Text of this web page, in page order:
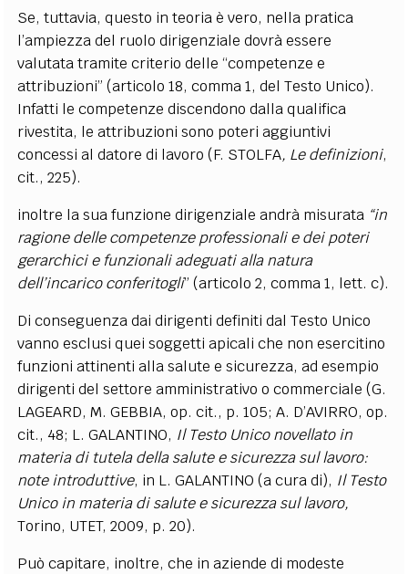
Se, tuttavia, questo in teoria è vero, nella pratica
l’ampiezza del ruolo dirigenziale dovrà essere
valutata tramite criterio delle “competenze e
attribuzioni” (articolo 18, comma 1, del Testo Unico).
Infatti le competenze discendono dalla qualifica
rivestita, le attribuzioni sono poteri aggiuntivi
concessi al datore di lavoro (F. STOLFA, Le definizioni,
cit., 225).
inoltre la sua funzione dirigenziale andrà misurata “in
ragione delle competenze professionali e dei poteri
gerarchici e funzionali adeguati alla natura
dell’incarico conferitogli” (articolo 2, comma 1, lett. c).
Di conseguenza dai dirigenti definiti dal Testo Unico
vanno esclusi quei soggetti apicali che non esercitino
funzioni attinenti alla salute e sicurezza, ad esempio
dirigenti del settore amministrativo o commerciale (G.
LAGEARD, M. GEBBIA, op. cit., p. 105; A. D’AVIRRO, op.
cit., 48; L. GALANTINO, Il Testo Unico novellato in
materia di tutela della salute e sicurezza sul lavoro:
note introduttive, in L. GALANTINO (a cura di), Il Testo
Unico in materia di salute e sicurezza sul lavoro,
Torino, UTET, 2009, p. 20).
Può capitare, inoltre, che in aziende di modeste